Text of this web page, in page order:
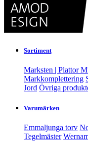
Sortiment
Marksten | Plattor
Markkomplettering
Jord Övriga
Varumärken
Emmaljunga torv
Tegelmäster